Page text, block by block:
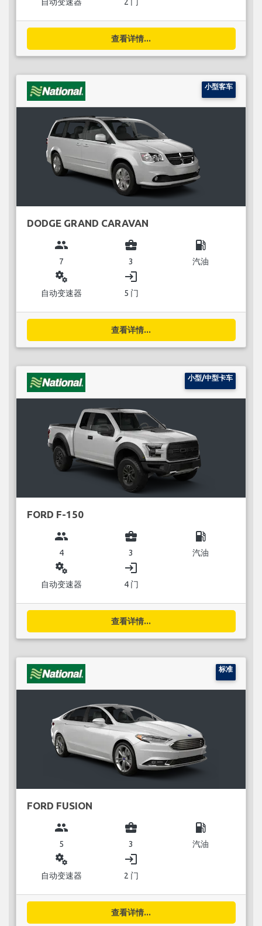
查看详情...
小型客车
DODGE GRAND CARAVAN
group
7
business_center
3
local_gas_station
汽油
miscellaneous_services
自动变速器
login
5 门
查看详情...
小型/中型卡车
FORD F-150
group
4
business_center
3
local_gas_station
汽油
miscellaneous_services
自动变速器
login
4 门
查看详情...
标准
FORD FUSION
group
5
business_center
3
local_gas_station
汽油
miscellaneous_services
自动变速器
login
2 门
查看详情...